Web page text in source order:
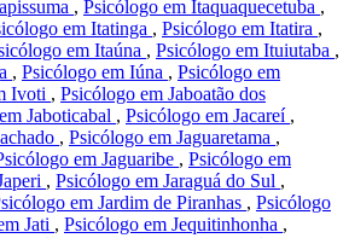
, Psicólogo em Itaquaquecetuba ,
em Itatinga , Psicólogo em Itatira ,
em Itaúna , Psicólogo em Ituiutaba ,
, Psicólogo em Iúna , Psicólogo em
Ivoti , Psicólogo em Jaboatão dos
Jaboticabal , Psicólogo em Jacareí ,
, Psicólogo em Jaguaretama ,
em Jaguaribe , Psicólogo em
, Psicólogo em Jaraguá do Sul ,
em Jardim de Piranhas , Psicólogo
Jati , Psicólogo em Jequitinhonha ,